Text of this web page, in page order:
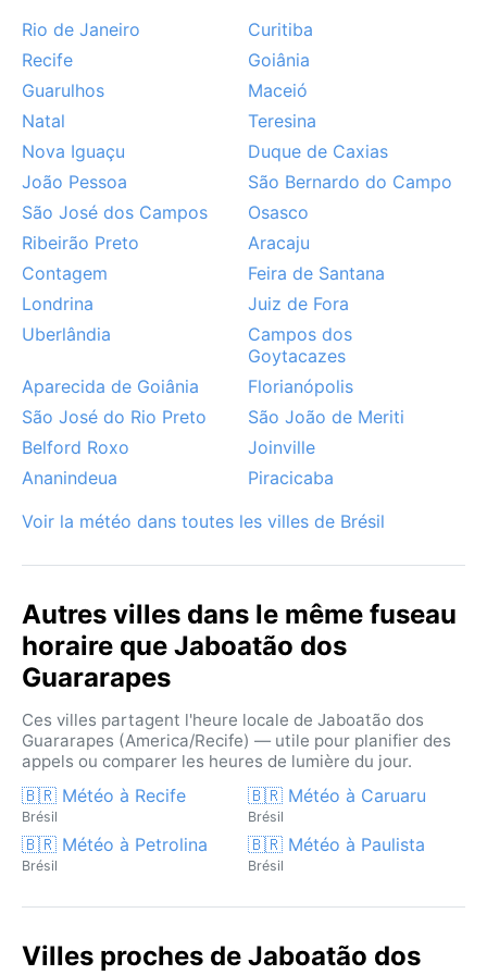
arrosés déconseillent une escapade balnéaire, mais
les amateurs de verdure et de cascades y trouveront
leur bonheur hors saison.
Rio de Janeiro
Curitiba
Recife
Goiânia
Guarulhos
Maceió
Natal
Teresina
Nova Iguaçu
Duque de Caxias
João Pessoa
São Bernardo do Campo
São José dos Campos
Osasco
Ribeirão Preto
Aracaju
Contagem
Feira de Santana
Londrina
Juiz de Fora
Uberlândia
Campos dos
Goytacazes
Aparecida de Goiânia
Florianópolis
São José do Rio Preto
São João de Meriti
Belford Roxo
Joinville
Ananindeua
Piracicaba
Voir la météo dans toutes les villes de Brésil
Autres villes dans le même fuseau
horaire que Jaboatão dos
Guararapes
Ces villes partagent l'heure locale de Jaboatão dos
Guararapes (America/Recife) — utile pour planifier des
appels ou comparer les heures de lumière du jour.
🇧🇷 Météo à Recife
Brésil
🇧🇷 Météo à Caruaru
Brésil
🇧🇷 Météo à Petrolina
Brésil
🇧🇷 Météo à Paulista
Brésil
Villes proches de Jaboatão dos